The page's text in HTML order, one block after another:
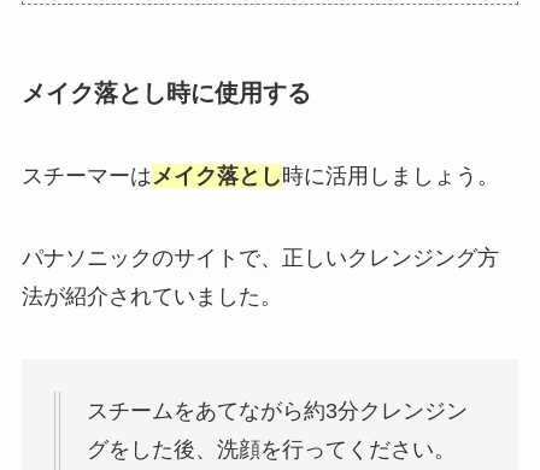
メイク落とし時に使用する
スチーマーは メイク落とし時に活用しましょう。
パナソニックのサイトで、正しいクレンジング方
法が紹介されていました。
スチームをあてながら約3分クレンジン
グをした後、洗顔を行ってください。